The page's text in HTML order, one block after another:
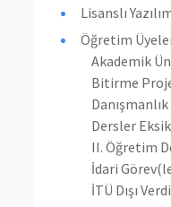
Lisanslı
Öğretim
Akademik
Bitirme
Dersler
II. Öğretim
İdari
İTÜ Dışı